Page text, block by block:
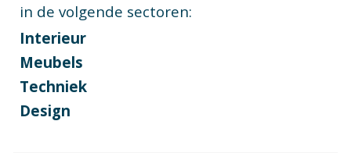
in de volgende sectoren:
Interieur
Meubels
Techniek
Design